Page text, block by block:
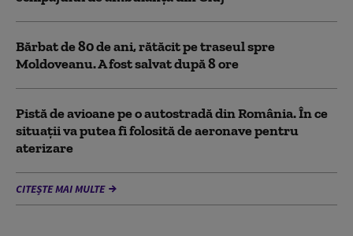
Bărbat de 80 de ani, rătăcit pe traseul spre
Moldoveanu. A fost salvat după 8 ore
Pistă de avioane pe o autostradă din România. În ce
situații va putea fi folosită de aeronave pentru
aterizare
CITEȘTE MAI MULTE